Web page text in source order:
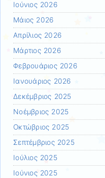
Ιούνιος 2026
Μάιος 2026
Απρίλιος 2026
Μάρτιος 2026
Φεβρουάριος 2026
Ιανουάριος 2026
Δεκέμβριος 2025
Νοέμβριος 2025
Οκτώβριος 2025
Σεπτέμβριος 2025
Ιούλιος 2025
Ιούνιος 2025